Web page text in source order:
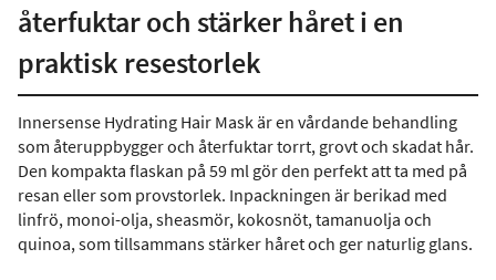
återfuktar och stärker håret i en
praktisk resestorlek
Innersense Hydrating Hair Mask är en vårdande behandling
som återuppbygger och återfuktar torrt, grovt och skadat hår.
Den kompakta flaskan på 59 ml gör den perfekt att ta med på
resan eller som provstorlek. Inpackningen är berikad med
linfrö, monoi-olja, sheasmör, kokosnöt, tamanuolja och
quinoa, som tillsammans stärker håret och ger naturlig glans.